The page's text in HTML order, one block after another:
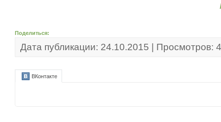
Поделиться:
Дата публикации: 24.10.2015 | Просмотров:
ВКонтакте